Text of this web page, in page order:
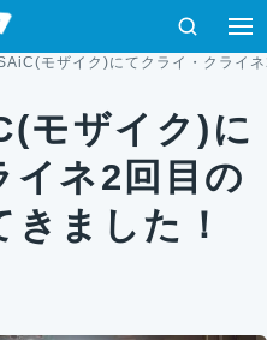
検索
モザイク)にてクライ・クライ
モザイク)に
イネ2回目の
ました！